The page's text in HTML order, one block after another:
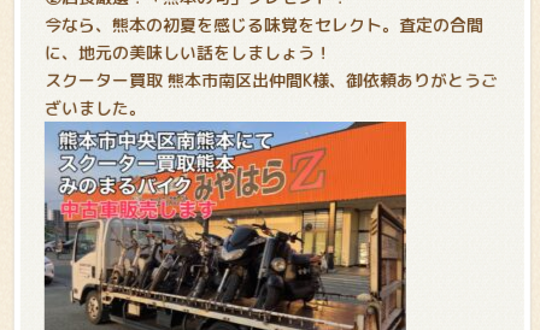
今なら、熊本の初夏を感じる味覚をセレクト。査定の合間
に、地元の美味しい話をしましょう！
スクーター買取 熊本市南区出仲間K様、御依頼ありがとうご
ざいました。